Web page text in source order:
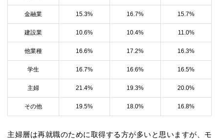
金融業 15.3% 16.7% 15.7%
建設業 10.6% 10.4% 11.0%
他業種 16.6% 17.2% 16.3%
学生 16.7% 16.6% 16.5%
主婦 21.4% 19.3% 20.0%
その他 19.5% 18.0% 16.8%
主婦層は再就職のために取得する方が多いと思いますが、モ